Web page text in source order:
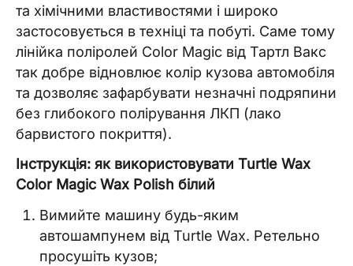
та хімічними властивостями і широко
застосовується в техніці та побуті. Саме тому
лінійка поліролей Color Magic від Тартл Вакс
так добре відновлює колір кузова автомобіля
та дозволяє зафарбувати незначні подряпини
без глибокого полірування ЛКП (лако
барвистого покриття).
Інструкція: як використовувати Turtle Wax
Color Magic Wax Polish білий
Вимийте машину будь-яким
автошампунем від Turtle Wax. Ретельно
просушіть кузов;